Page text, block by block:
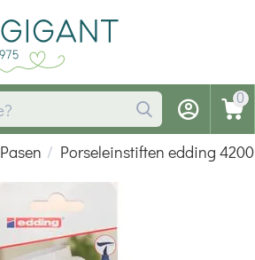
0
Pasen / Porseleinstiften edding